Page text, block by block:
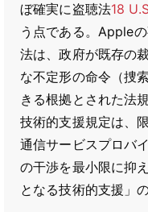
ぼ確実に盗聴法18
う点である。Apple
法は、政府が既存の
な不定形の命令（捜
きる根拠とされた法
技術的支援規定は、
通信サービスプロバ
の干渉を最小限に抑
となる技術的支援」